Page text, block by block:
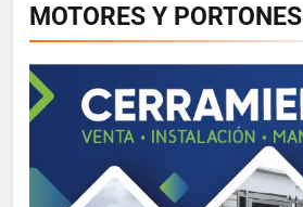
MOTORES Y PORTONES